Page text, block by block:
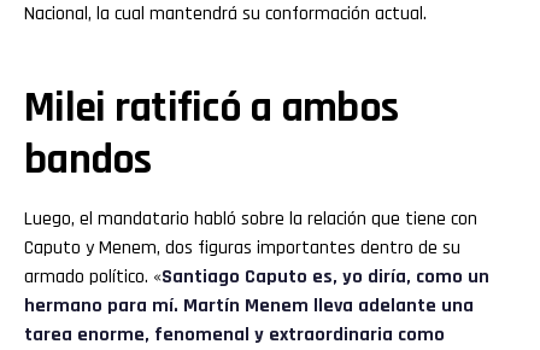
Nacional, la cual mantendrá su conformación actual.
Milei ratificó a ambos
bandos
Luego, el mandatario habló sobre la relación que tiene con
Caputo y Menem, dos figuras importantes dentro de su
armado político. «Santiago Caputo es, yo diría, como un
hermano para mí. Martín Menem lleva adelante una
tarea enorme, fenomenal y extraordinaria como